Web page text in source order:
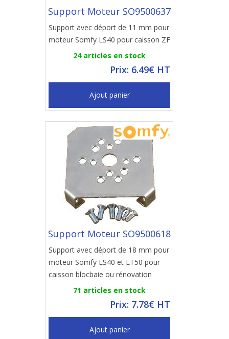
Support Moteur SO9500637
Support avec déport de 11 mm pour
moteur Somfy LS40 pour caisson ZF
24 articles en stock
Prix: 6.49€ HT
Ajout panier
Support Moteur SO9500618
Support avec déport de 18 mm pour
moteur Somfy LS40 et LT50 pour
caisson blocbaie ou rénovation
71 articles en stock
Prix: 7.78€ HT
Ajout panier